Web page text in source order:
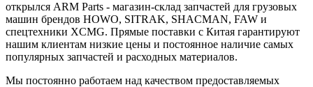
открылся ARM Parts - магазин-склад запчастей для грузовых
машин брендов HOWO, SITRAK, SHACMAN, FAW и
спецтехники XCMG. Прямые поставки с Китая гарантируют
нашим клиентам низкие цены и постоянное наличие самых
популярных запчастей и расходных материалов.
Мы постоянно работаем над качеством предоставляемых